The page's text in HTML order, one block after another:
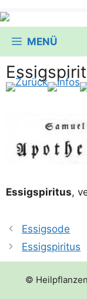
MENÜ
Essig­spi­ri­tus,
Essigsode
Essigspiritus
©